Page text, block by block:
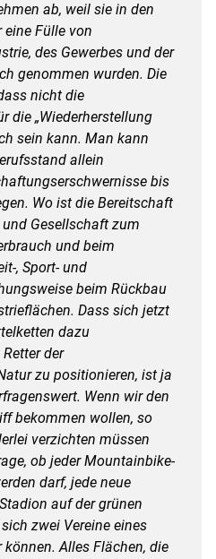
ab, weil sie in den
Fülle von
des Gewerbes und der
genommen wurden. Die
nicht die
die „Wiederherstellung
sein kann. Man kann
allein
bis
Wo ist die Bereitschaft
Gesellschaft zum
und beim
, Sport- und
beim Rückbau
Dass sich jetzt
dazu
der
zu positionieren, ist ja
Wenn wir den
bekommen wollen, so
verzichten müssen
ob jeder Mountainbike-
darf, jede neue
auf der grünen
zwei Vereine eines
Alles Flächen, die